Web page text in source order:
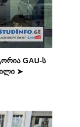
GAU-ს
➤